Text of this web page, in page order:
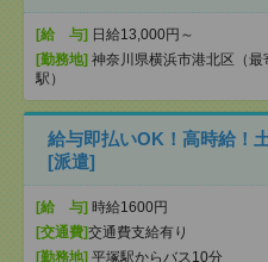
[給 与] 日給13,000円～
[勤務地] 神奈川県横浜市港北区（最
駅）
給与即払いOK！高時給！
[派遣]
[給 与] 時給1600円
[交通費]交通費支給有り
[勤務地] 平塚駅からバス10分